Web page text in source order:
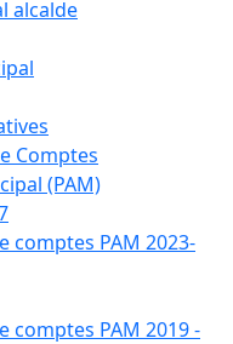
alcalde
Comptes
(PAM)
comptes PAM 2023-
comptes PAM 2019 -